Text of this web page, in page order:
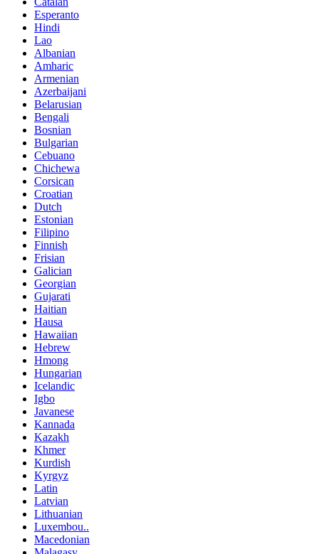
Esperanto
Hindi
Lao
Albanian
Amharic
Armenian
Azerbaijani
Belarusian
Bengali
Bosnian
Bulgarian
Cebuano
Chichewa
Corsican
Croatian
Dutch
Estonian
Filipino
Finnish
Frisian
Galician
Georgian
Gujarati
Haitian
Hausa
Hawaiian
Hebrew
Hmong
Hungarian
Icelandic
Igbo
Javanese
Kannada
Kazakh
Khmer
Kurdish
Kyrgyz
Latin
Latvian
Lithuanian
Luxembou..
Macedonian